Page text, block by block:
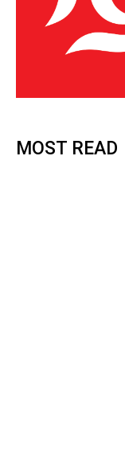
MOST READ